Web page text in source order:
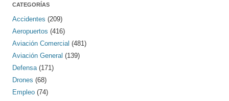
CATEGORÍAS
Accidentes (209)
Aeropuertos (416)
Aviación Comercial (481)
Aviación General (139)
Defensa (171)
Drones (68)
Empleo (74)